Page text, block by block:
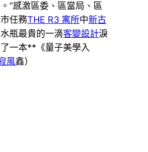
“感激區委、區當局、區
任務THE R3 寓所中新古
瓶最貴的一滴客變設計淚
一本**《量子美學入
風鑫）